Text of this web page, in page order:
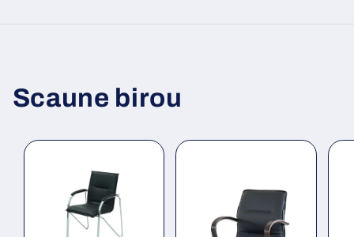
Scaune birou